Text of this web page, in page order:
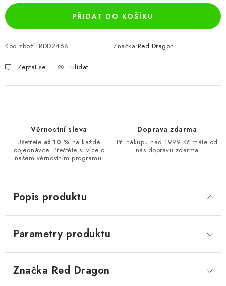
PŘIDAT DO KOŠÍKU
Kód zboží: RDD2468 Značka:Red Dragon
Zeptat se Hlídat
Věrnostní sleva
Ušetřete až 10 % na každé
objednávce. Přečtěte si více o
našem věrnostním programu.
Doprava zdarma
Při nákupu nad 1999 Kč máte od
nás dopravu zdarma
Popis produktu
Parametry produktu
Značka Red Dragon